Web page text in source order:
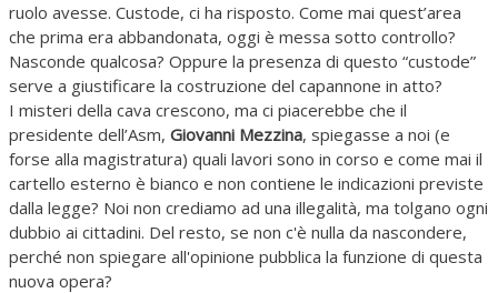
ruolo avesse. Custode, ci ha risposto. Come mai quest’area
che prima era abbandonata, oggi è messa sotto controllo?
Nasconde qualcosa? Oppure la presenza di questo “custode”
serve a giustificare la costruzione del capannone in atto?
I misteri della cava crescono, ma ci piacerebbe che il
presidente dell’Asm, Giovanni Mezzina, spiegasse a noi (e
forse alla magistratura) quali lavori sono in corso e come mai il
cartello esterno è bianco e non contiene le indicazioni previste
dalla legge? Noi non crediamo ad una illegalità, ma tolgano ogni
dubbio ai cittadini. Del resto, se non c'è nulla da nascondere,
perché non spiegare all'opinione pubblica la funzione di questa
nuova opera?